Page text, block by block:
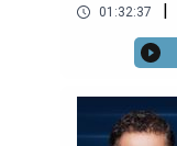
01:32:37